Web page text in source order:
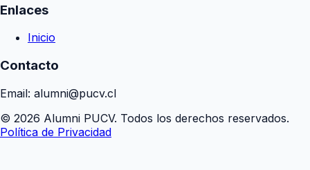
Enlaces
Inicio
Contacto
Email: alumni@pucv.cl
© 2026 Alumni PUCV. Todos los derechos reservados.
Política de Privacidad